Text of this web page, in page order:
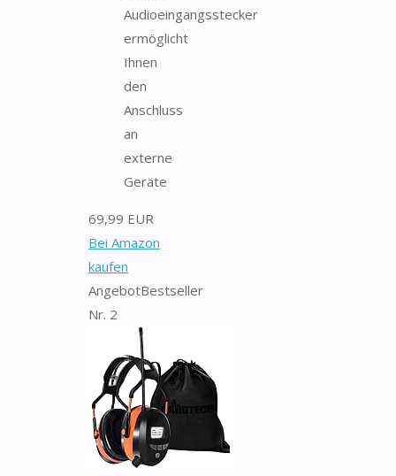
Audioeingangsstecker
ermöglicht
Ihnen
den
Anschluss
an
externe
Geräte
69,99 EUR
Bei Amazon
kaufen
AngebotBestseller
Nr. 2